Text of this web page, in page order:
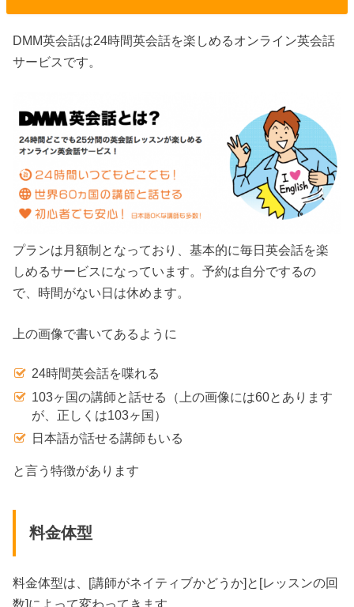
DMM英会話は24時間英会話を楽しめるオンライン英会話
サービスです。
プランは月額制となっており、基本的に毎日英会話を楽
しめるサービスになっています。予約は自分でするの
で、時間がない日は休めます。
上の画像で書いてあるように
24時間英会話を喋れる
103ヶ国の講師と話せる（上の画像には60とあります
が、正しくは103ヶ国）
日本語が話せる講師もいる
と言う特徴があります
料金体型
料金体型は、[講師がネイティブかどうか]と[レッスンの回
数]によって変わってきます。